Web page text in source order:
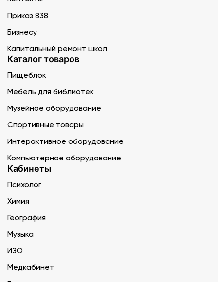
Приказ 838
Бизнесу
Капитальный ремонт школ
Каталог товаров
Пищеблок
Мебель для библиотек
Музейное оборудование
Спортивные товары
Интерактивное оборудование
Компьютерное оборудование
Кабинеты
Психолог
Химия
География
Музыка
ИЗО
Медкабинет